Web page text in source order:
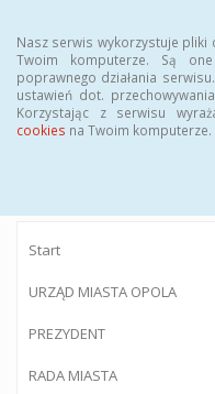
Nasz serwis wykorzystuje
Twoim komputerze. Są
poprawnego działania
ustawień dot.
Korzystając z serwisu
cookies na Twoim komputerze.
BIULETYN
Start
URZĄD MIASTA OPOLA
PREZYDENT
RADA MIASTA